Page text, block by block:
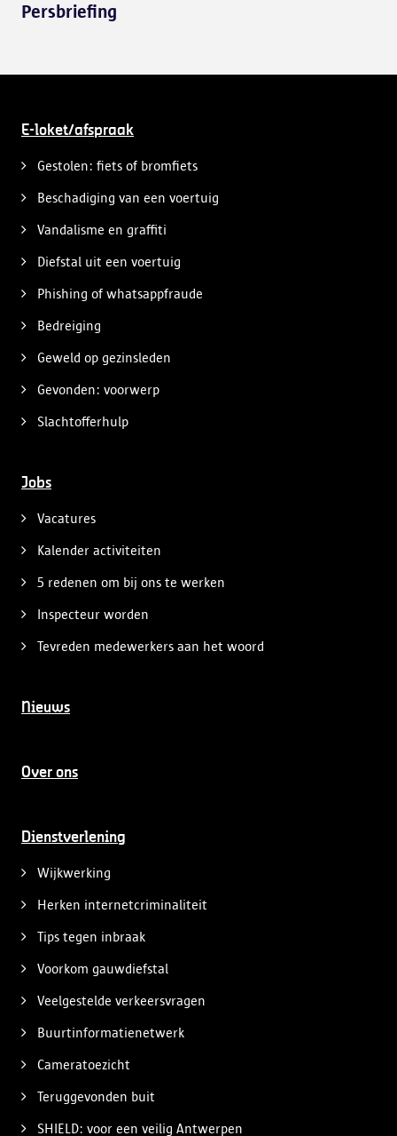
Persbriefing
E-loket/afspraak
Gestolen: fiets of bromfiets
Beschadiging van een voertuig
Vandalisme en graffiti
Diefstal uit een voertuig
Phishing of whatsappfraude
Bedreiging
Geweld op gezinsleden
Gevonden: voorwerp
Slachtofferhulp
Jobs
Vacatures
Kalender activiteiten
5 redenen om bij ons te werken
Inspecteur worden
Tevreden medewerkers aan het woord
Nieuws
Over ons
Dienstverlening
Wijkwerking
Herken internetcriminaliteit
Tips tegen inbraak
Voorkom gauwdiefstal
Veelgestelde verkeersvragen
Buurtinformatienetwerk
Cameratoezicht
Teruggevonden buit
SHIELD: voor een veilig Antwerpen